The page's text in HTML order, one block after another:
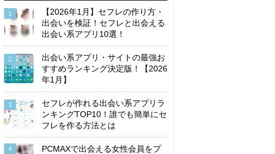
1
【2026年1月】セフレの作り方・
出会いを検証！セフレと出会える
出会い系アプリ10選！
2
出会い系アプリ・サイトの最強お
すすめランキング決定版！【2026
年1月】
3
セフレが作れる出会い系アプリラ
ンキングTOP10！誰でも簡単にセ
フレを作る方法とは
4
PCMAXで出会える女性会員をプ